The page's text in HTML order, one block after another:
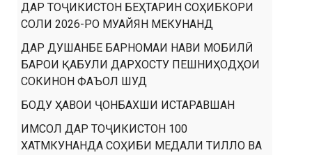
ДАР ТОҶИКИСТОН БЕҲТАРИН СОҲИБКОРИ
СОЛИ 2026-РО МУАЙЯН МЕКУНАНД
ДАР ДУШАНБЕ БАРНОМАИ НАВИ МОБИЛӢ
БАРОИ ҚАБУЛИ ДАРХОСТУ ПЕШНИҲОДҲОИ
СОКИНОН ФАЪОЛ ШУД
БОДУ ҲАВОИ ҶОНБАХШИ ИСТАРАВШАН
ИМСОЛ ДАР ТОҶИКИСТОН 100
ХАТМКУНАНДА СОҲИБИ МЕДАЛИ ТИЛЛО ВА